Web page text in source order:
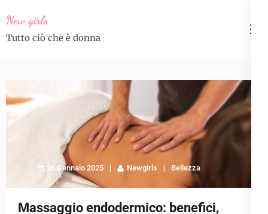
to
content
New girls
Tutto ciò che è donna
26 Gennaio 2025 Newgirls Bellezza
Massaggio endodermico: benefici,